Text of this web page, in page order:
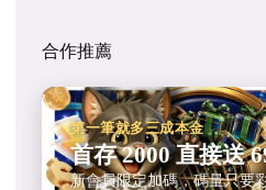
合作推薦
第一筆就多三成本金
首存 2000 直接送
新會員限定加碼，碼量只要